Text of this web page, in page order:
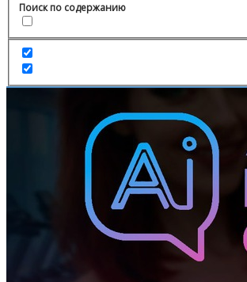
Поиск по содержанию